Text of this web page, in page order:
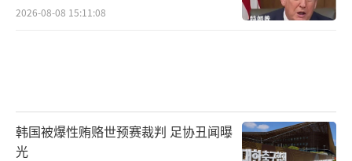
2026-08-08 15:11:08
韩国被爆性贿赂世预赛裁判 足协丑闻曝
光